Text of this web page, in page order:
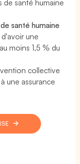
de santé humaine
santé humaine
une
moins 1,5 % du
collective
une assurance